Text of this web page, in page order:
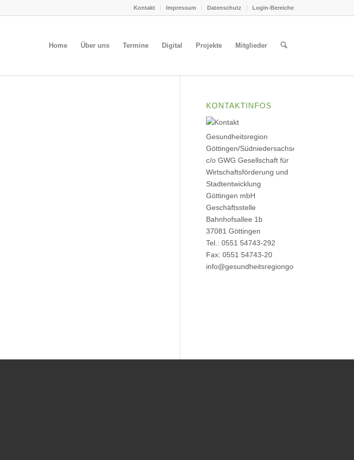
Kontakt Impressum Datenschutz Login-Bereiche
Home Über uns Termine Digital Projekte Mitglieder
KONTAKTINFOS
Gesundheitsregion
Göttingen/Südniedersachsen
c/o GWG Gesellschaft für
Wirtschaftsförderung und
Stadtentwicklung
Göttingen mbH
Geschäftsstelle
Bahnhofsallee 1b
37081 Göttingen
Tel.: 0551 54743-292
Fax: 0551 54743-20
info@gesundheitsregiongoettingen.de